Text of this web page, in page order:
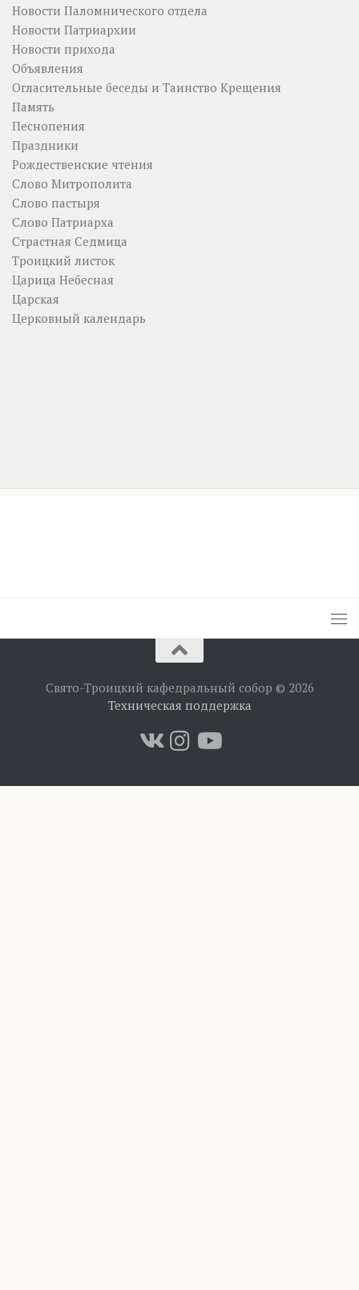
Новости Паломнического отдела
Новости Патриархии
Новости прихода
Объявления
Огласительные беседы и Таинство Крещения
Память
Песнопения
Праздники
Рождественские чтения
Слово Митрополита
Слово пастыря
Слово Патриарха
Страстная Седмица
Троицкий листок
Царица Небесная
Царская
Церковный календарь
Свято-Троицкий кафедральный собор © 2026
Техническая поддержка